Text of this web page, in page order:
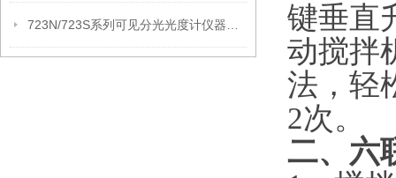
键垂直
动搅拌
法，轻
2次。
二、 六